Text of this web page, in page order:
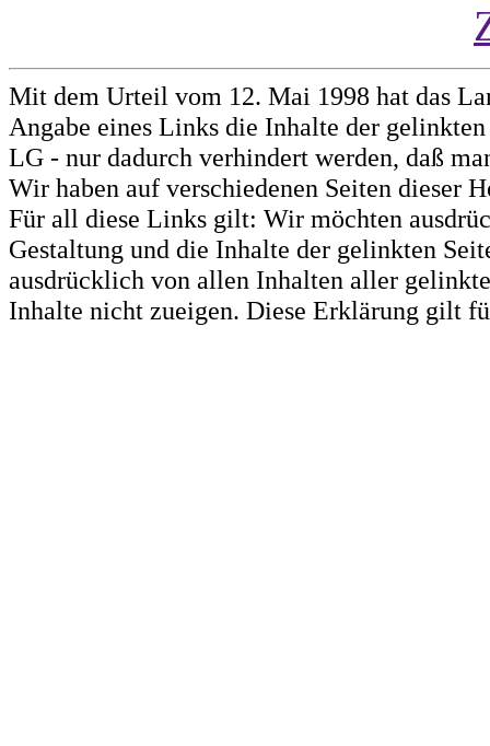
Mit dem Urteil vom 12. Mai 1998 hat das
Angabe eines Links die Inhalte der
LG - nur dadurch verhindert werden, daß
Wir haben auf verschiedenen Seiten dieser
Für all diese Links gilt: Wir möchten
Gestaltung und die Inhalte der gelinkten
ausdrücklich von allen Inhalten aller
Inhalte nicht zueigen. Diese Erklärung gilt